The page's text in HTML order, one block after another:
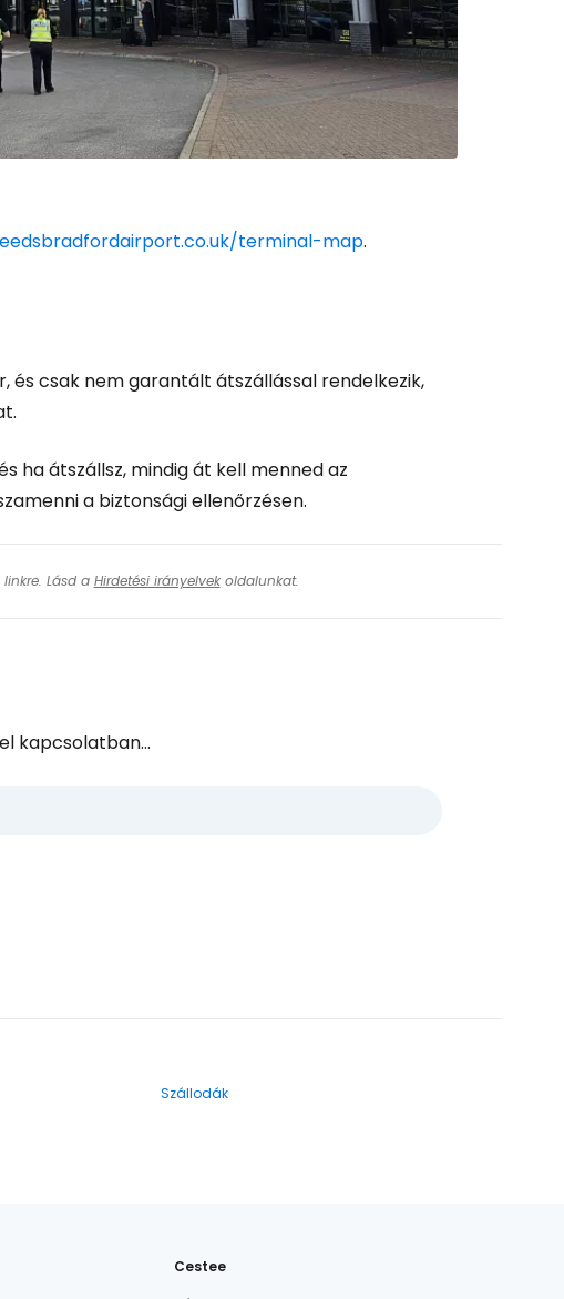
terminal-map.
és csak nem garantált átszállással rendelkezik,
ha átszállsz, mindig át kell menned az
a biztonsági ellenőrzésen.
Lásd a Hirdetési irányelvekoldalunkat.
kapcsolatban...
Szállodák
Cestee